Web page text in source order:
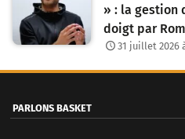
» : la gestion
doigt par
31 juillet 2026
PARLONS BASKET